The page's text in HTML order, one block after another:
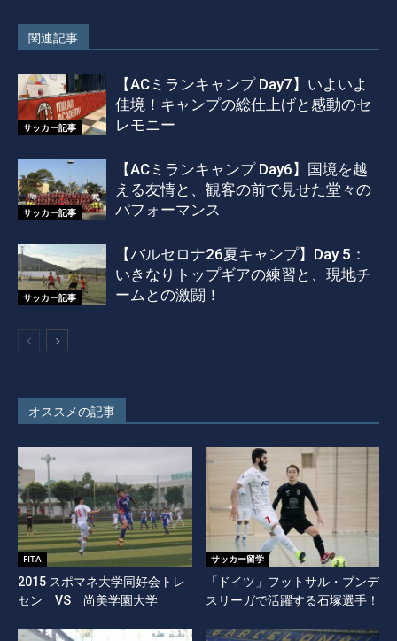
関連記事
サッカー記事
【ACミランキャンプ Day7】いよいよ
佳境！キャンプの総仕上げと感動のセ
レモニー
サッカー記事
【ACミランキャンプ Day6】国境を越
える友情と、観客の前で見せた堂々の
パフォーマンス
サッカー記事
【バルセロナ26夏キャンプ】Day 5：
いきなりトップギアの練習と、現地チ
ームとの激闘！
オススメの記事
FITA
2015 スポマネ大学同好会トレ
セン VS 尚美学園大学
サッカー留学
「ドイツ」フットサル・ブンデ
スリーガで活躍する石塚選手！